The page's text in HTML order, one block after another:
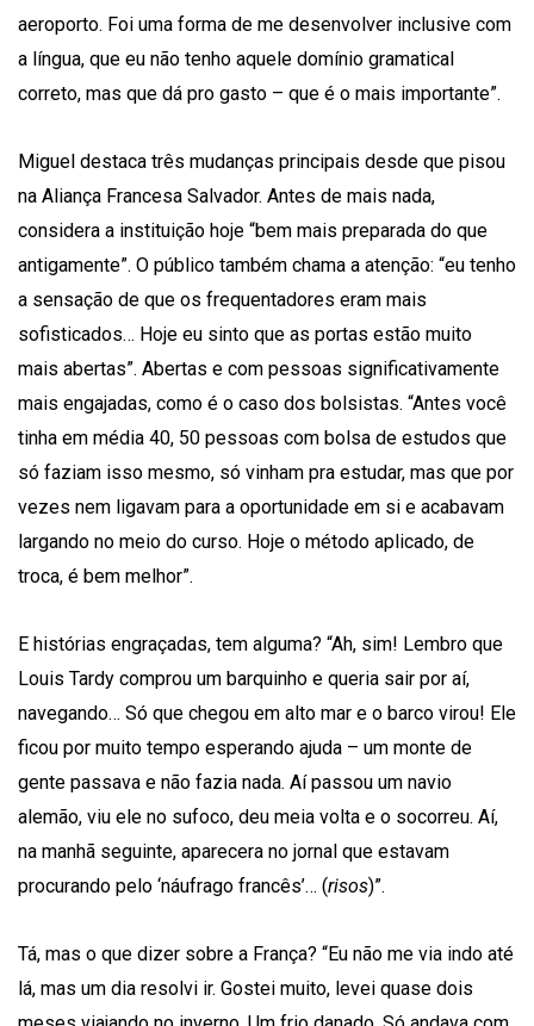
aeroporto. Foi uma forma de me desenvolver inclusive com
a língua, que eu não tenho aquele domínio gramatical
correto, mas que dá pro gasto – que é o mais importante”.
Miguel destaca três mudanças principais desde que pisou
na Aliança Francesa Salvador. Antes de mais nada,
considera a instituição hoje “bem mais preparada do que
antigamente”. O público também chama a atenção: “eu tenho
a sensação de que os frequentadores eram mais
sofisticados… Hoje eu sinto que as portas estão muito
mais abertas”. Abertas e com pessoas significativamente
mais engajadas, como é o caso dos bolsistas. “Antes você
tinha em média 40, 50 pessoas com bolsa de estudos que
só faziam isso mesmo, só vinham pra estudar, mas que por
vezes nem ligavam para a oportunidade em si e acabavam
largando no meio do curso. Hoje o método aplicado, de
troca, é bem melhor”.
E histórias engraçadas, tem alguma? “Ah, sim! Lembro que
Louis Tardy comprou um barquinho e queria sair por aí,
navegando… Só que chegou em alto mar e o barco virou! Ele
ficou por muito tempo esperando ajuda – um monte de
gente passava e não fazia nada. Aí passou um navio
alemão, viu ele no sufoco, deu meia volta e o socorreu. Aí,
na manhã seguinte, aparecera no jornal que estavam
procurando pelo ‘náufrago francês’… (risos)”.
Tá, mas o que dizer sobre a França? “Eu não me via indo até
lá, mas um dia resolvi ir. Gostei muito, levei quase dois